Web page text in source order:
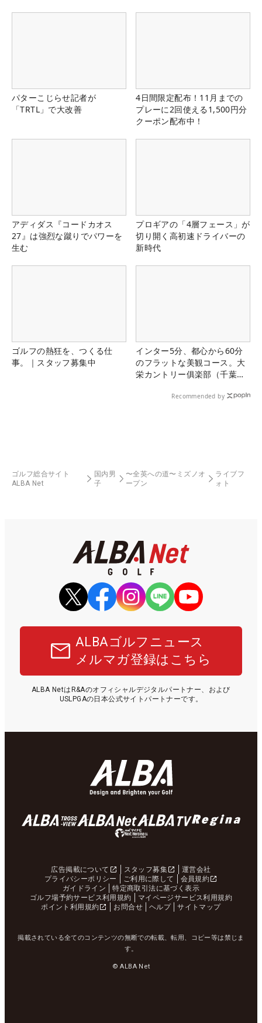
パターこじらせ記者が
「TRTL」で大改善
4日間限定配布！11月までの
プレーに2回使える1,500円分
クーポン配布中！
アディダス『コードカオス
27』は強烈な蹴りでパワーを
生む
プロギアの「4層フェース」が
切り開く高初速ドライバーの
新時代
ゴルフの熱狂を、つくる仕
事。｜スタッフ募集中
インター5分、都心から60分
のフラットな美観コース。大
栄カントリー俱楽部（千葉
Recommended by
ゴルフ総合サイト
ALBA Net
国内男
子
〜全英への道〜ミズノオ
ープン
ライブフ
ォト
ALBAゴルフニュース
メルマガ登録はこちら
ALBA NetはR&Aのオフィシャルデジタルパートナー、および
USLPGAの日本公式サイトパートナーです。
広告掲載について スタッフ募集
運営会社
プライバシーポリシー
ご利用に際して
会員規約
ガイドライン
特定商取引法に基づく表示
ゴルフ場予約サービス利用規約
マイページサービス利用規約
ポイント利用規約
お問合せ ヘルプ サイトマップ
掲載されている全てのコンテンツの無断での転載、転用、コピー等は禁じま
す。
© ALBA Net